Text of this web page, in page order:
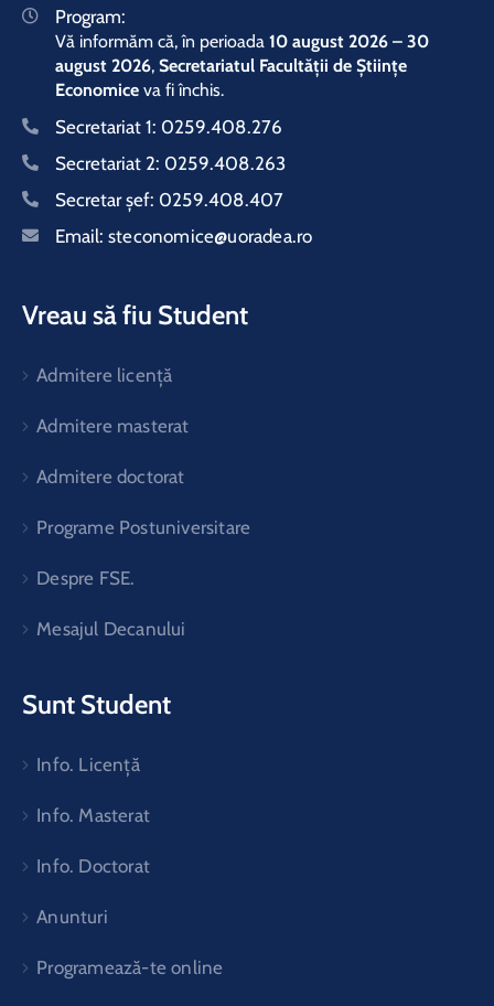
Program:
Vă informăm că, în perioada 10 august 2026 – 30
august 2026, Secretariatul Facultății de Științe
Economice va fi închis.
Secretariat 1: 0259.408.276
Secretariat 2: 0259.408.263
Secretar şef: 0259.408.407
Email: steconomice@uoradea.ro
Vreau să fiu Student
Admitere licență
Admitere masterat
Admitere doctorat
Programe Postuniversitare
Despre FSE.
Mesajul Decanului
Sunt Student
Info. Licență
Info. Masterat
Info. Doctorat
Anunturi
Programează-te online